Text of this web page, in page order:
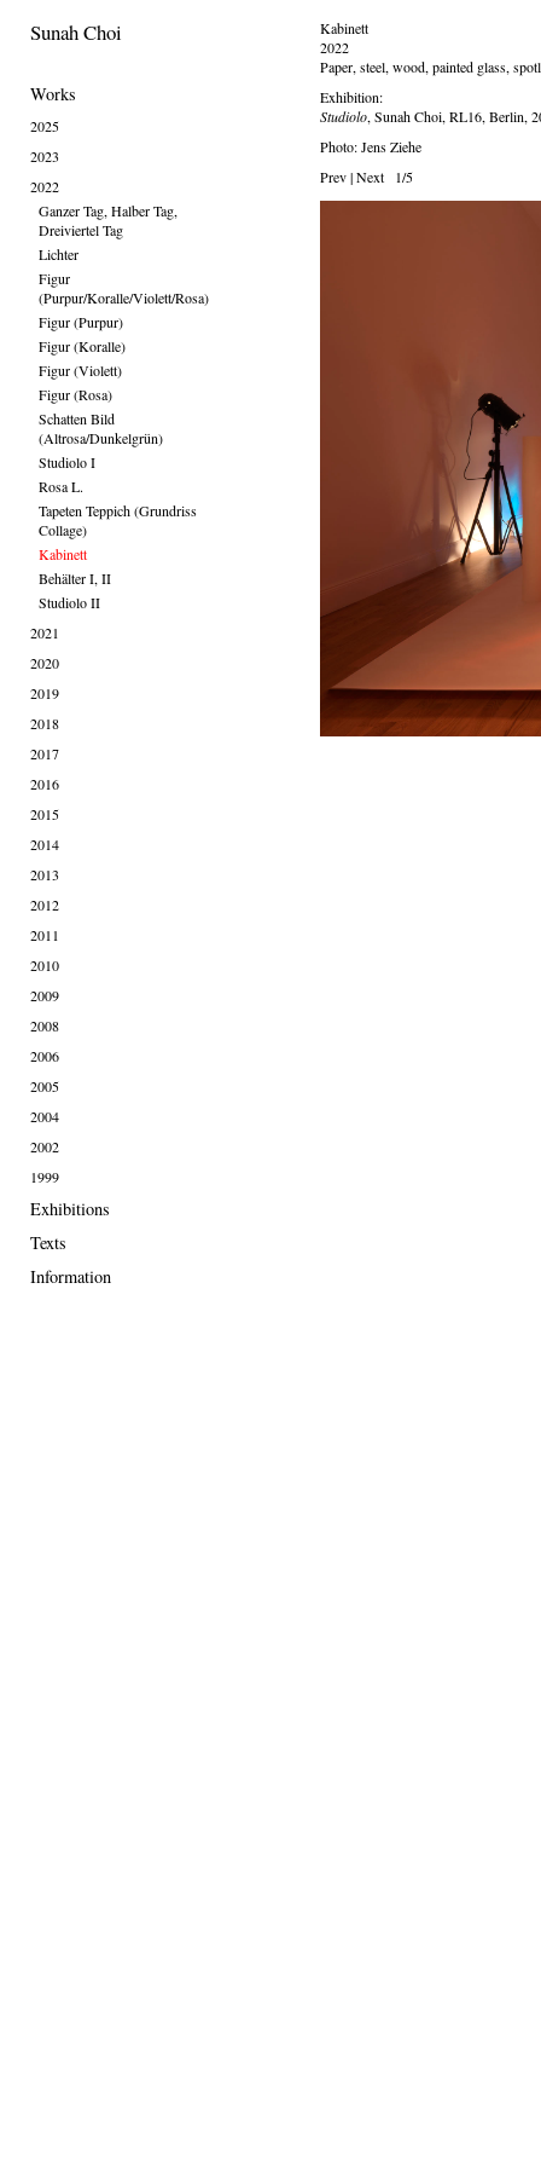
Sunah Choi
Works
2025
2023
2022
Ganzer Tag, Halber Tag,
Dreiviertel Tag
Lichter
Figur
(Purpur/Koralle/Violett/Rosa)
Figur (Purpur)
Figur (Koralle)
Figur (Violett)
Figur (Rosa)
Schatten Bild
(Altrosa/Dunkelgrün)
Studiolo I
Rosa L.
Tapeten Teppich (Grundriss
Collage)
Kabinett
Behälter I, II
Studiolo II
2021
2020
2019
2018
2017
2016
2015
2014
2013
2012
2011
2010
2009
2008
2006
2005
2004
2002
1999
Exhibitions
Texts
Information
Kabinett
2022
Paper, steel, wood, painted glass,
Exhibition:
Studiolo, Sunah Choi, RL16, Berlin,
Photo: Jens Ziehe
Prev|Next 1/5